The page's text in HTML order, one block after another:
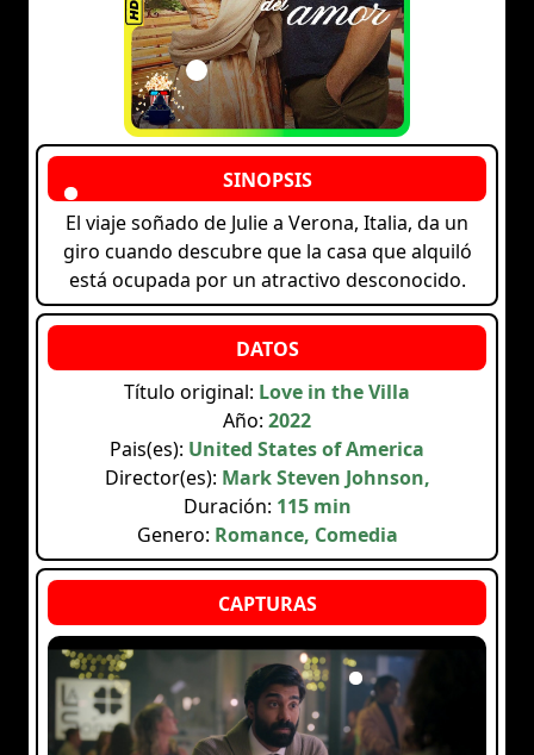
El viaje soñado de Julie a Verona, Italia, da un
giro cuando descubre que la casa que alquiló
está ocupada por un atractivo desconocido.
Título original: Love in the Villa
Año: 2022
Pais(es): United States of America
Director(es): Mark Steven Johnson,
Duración: 115 min
Genero: Romance, Comedia